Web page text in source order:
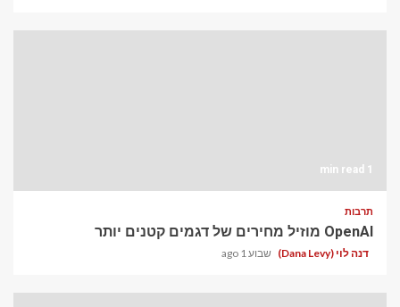
1 min read
תרבות
OpenAI מוזיל מחירים של דגמים קטנים יותר
דנה לוי (Dana Levy) שבוע 1 ago